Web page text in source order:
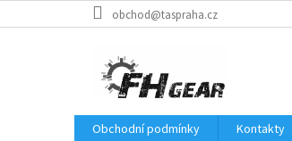
na
obchod@taspraha.cz
Obchodní podmínky Kontakty